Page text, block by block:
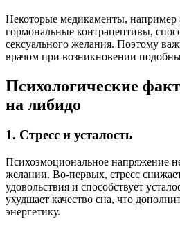
Некоторые медикаменты, например
гормональные контрацептивы,
сексуального желания. Поэтому
врачом при возникновении
Психологические
на либидо
1. Стресс и усталость
Психоэмоциональное напряжение
желании. Во-первых, стресс
удовольствия и способствует
ухудшает качество сна, что
энергетику.